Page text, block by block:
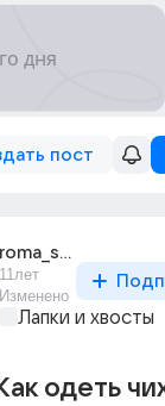
пост
roma_sizov_24
11лет
Изменено
Лапки и хвосты
одеть